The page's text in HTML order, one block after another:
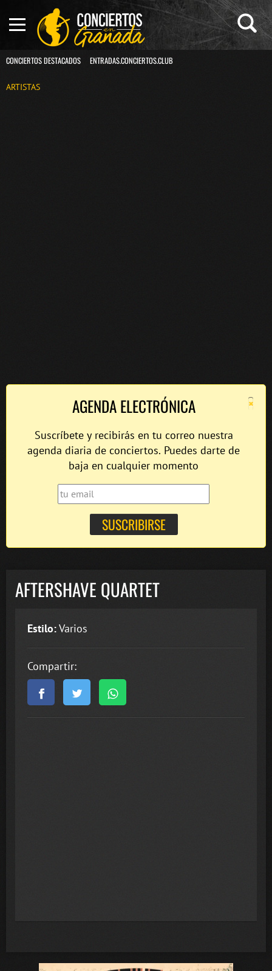
CONCIERTOS DESTACADOS ENTRADAS.CONCIERTOS.CLUB
ARTISTAS
×
AGENDA ELECTRÓNICA
Suscríbete y recibirás en tu correo nuestra
agenda diaria de conciertos. Puedes darte de
baja en cualquier momento
AFTERSHAVE QUARTET
Estilo:Varios
Compartir: